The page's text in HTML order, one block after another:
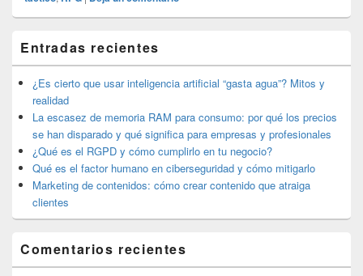
área
de
widget
barra
lateral
primaria
Entradas recientes
¿Es cierto que usar inteligencia artificial “gasta agua”? Mitos y
realidad
La escasez de memoria RAM para consumo: por qué los precios
se han disparado y qué significa para empresas y profesionales
¿Qué es el RGPD y cómo cumplirlo en tu negocio?
Qué es el factor humano en ciberseguridad y cómo mitigarlo
Marketing de contenidos: cómo crear contenido que atraiga
clientes
Comentarios recientes